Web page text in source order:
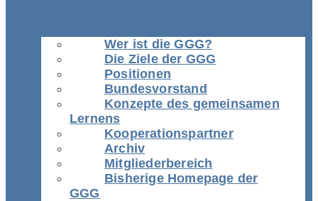
Wer ist die GGG?
Die Ziele der GGG
Positionen
Bundesvorstand
Konzepte des gemeinsamen
Lernens
Kooperationspartner
Archiv
Mitgliederbereich
Bisherige Homepage der
GGG